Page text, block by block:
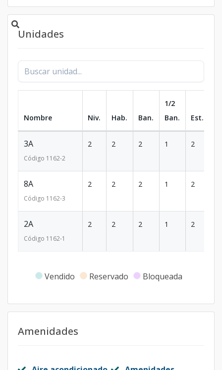
Unidades
Nombre Niv. Hab. Ban.
1/2
Ban.
Est.
3A
Código 1162-2
2 2 2 1 2
8A
Código 1162-3
2 2 2 1 2
2A
Código 1162-1
2 2 2 1 2
Vendido Reservado Bloqueada
Amenidades